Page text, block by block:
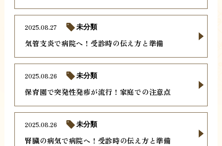
気管支炎で病院へ！受診時の伝え方と準備
2025.08.27 未分類
保育園で突発性発疹が流行！家庭での注意点
2025.08.26 未分類
腎臓の病気で病院へ！受診時の伝え方と準備
2025.08.26 未分類